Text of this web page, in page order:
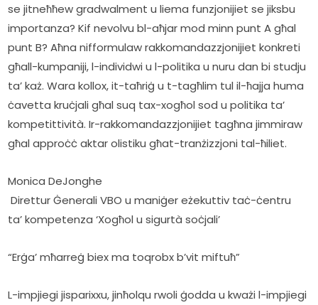
se jitneħħew gradwalment u liema funzjonijiet se jiksbu
importanza? Kif nevolvu bl-aħjar mod minn punt A għal
punt B? Aħna nifformulaw rakkomandazzjonijiet konkreti
għall-kumpaniji, l-individwi u l-politika u nuru dan bi studju
ta’ każ. Wara kollox, it-taħriġ u t-tagħlim tul il-ħajja huma
ċavetta kruċjali għal suq tax-xogħol sod u politika ta’
kompetittività. Ir-rakkomandazzjonijiet tagħna jimmiraw
għal approċċ aktar olistiku għat-tranżizzjoni tal-ħiliet.
Monica DeJonghe
Direttur Ġenerali VBO u maniġer eżekuttiv taċ-ċentru
ta’ kompetenza ‘Xogħol u sigurtà soċjali’
“Erġa’ mħarreġ biex ma toqrobx b’vit miftuħ”
L-impjiegi jisparixxu, jinħolqu rwoli ġodda u kważi l-impjiegi